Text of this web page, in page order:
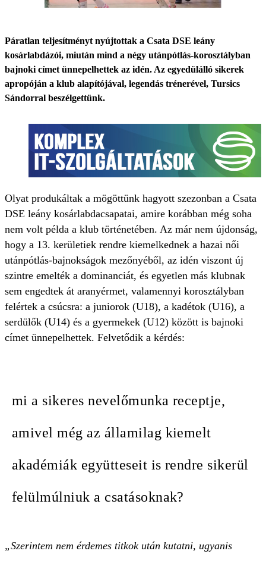
Páratlan teljesítményt nyújtottak a Csata DSE leány
kosárlabdázói, miután mind a négy utánpótlás-korosztályban
bajnoki címet ünnepelhettek az idén. Az egyedülálló sikerek
apropóján a klub alapítójával, legendás trénerével, Tursics
Sándorral beszélgettünk.
Olyat produkáltak a mögöttünk hagyott szezonban a Csata
DSE leány kosárlabdacsapatai, amire korábban még soha
nem volt példa a klub történetében. Az már nem újdonság,
hogy a 13. kerületiek rendre kiemelkednek a hazai női
utánpótlás-bajnokságok mezőnyéből, az idén viszont új
szintre emelték a dominanciát, és egyetlen más klubnak
sem engedtek át aranyérmet, valamennyi korosztályban
felértek a csúcsra: a juniorok (U18), a kadétok (U16), a
serdülők (U14) és a gyermekek (U12) között is bajnoki
címet ünnepelhettek. Felvetődik a kérdés:
mi a sikeres nevelőmunka receptje,
amivel még az államilag kiemelt
akadémiák együtteseit is rendre sikerül
felülmúlniuk a csatásoknak?
„Szerintem nem érdemes titkok után kutatni, ugyanis